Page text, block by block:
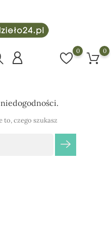
0
0
to, czego szukasz